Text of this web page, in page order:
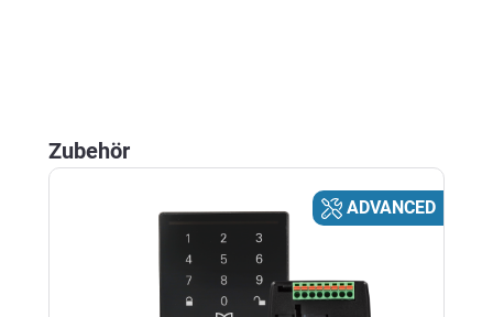
Produktgalerie überspringen
Zubehör
ADVANCED